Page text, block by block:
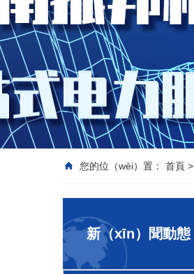
您的位（wèi）置： 首頁 >
新（xīn）聞動態